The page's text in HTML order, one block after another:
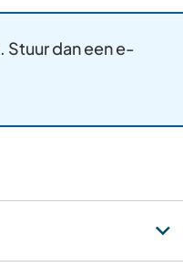
Stuur dan een e-